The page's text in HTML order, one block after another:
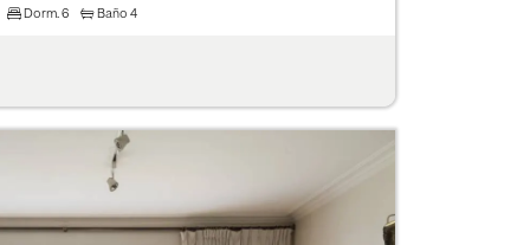
Dorm. 6 Baño 4